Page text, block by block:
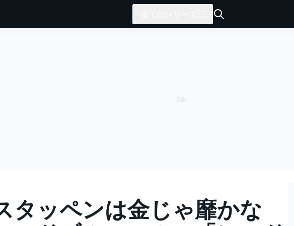
タッペンは金じゃ靡かな